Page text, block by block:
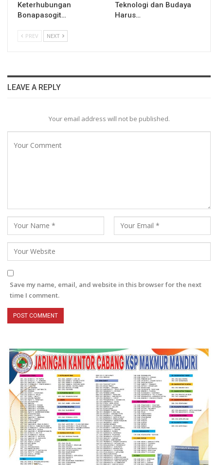
Keterhubungan
Bonapasogit…
Teknologi dan Budaya
Harus…
PREV NEXT
LEAVE A REPLY
Your email address will not be published.
Save my name, email, and website in this browser for the next
time I comment.